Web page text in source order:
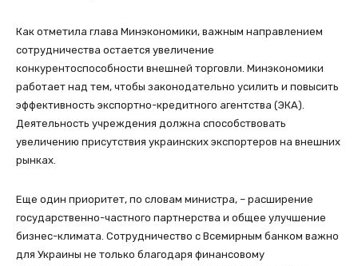
Как отметила глава Минэкономики, важным направлением
сотрудничества остается увеличение
конкурентоспособности внешней торговли. Минэкономики
работает над тем, чтобы законодательно усилить и повысить
эффективность экспортно-кредитного агентства (ЭКА).
Деятельность учреждения должна способствовать
увеличению присутствия украинских экспортеров на внешних
рынках.
Еще один приоритет, по словам министра, – расширение
государственно-частного партнерства и общее улучшение
бизнес-климата. Сотрудничество с Всемирным банком важно
для Украины не только благодаря финансовому